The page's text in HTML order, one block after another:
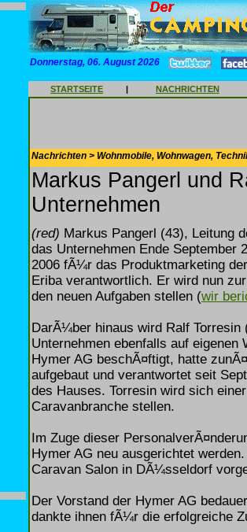
Donnerstag, 06. August 2026
STARTSEITE | NACHRICHTEN
Nachrichten > Wohnmobile, Wohnwagen,
Markus Pangerl und
Unternehmen
(red) Markus Pangerl (43), Leitung
das Unternehmen Ende September
2006 fÃ¼r das Produktmarketing
Eriba verantwortlich. Er wird nun
den neuen Aufgaben stellen (wir
DarÃ¼ber hinaus wird Ralf
Unternehmen ebenfalls auf
Hymer AG beschÃ¤ftigt, hatte
aufgebaut und verantwortet seit
des Hauses. Torresin wird sich
Caravanbranche stellen.
Im Zuge dieser
Hymer AG neu ausgerichtet
Caravan Salon in DÃ¼sseldorf
Der Vorstand der Hymer AG
dankte ihnen fÃ¼r die erfolgreiche